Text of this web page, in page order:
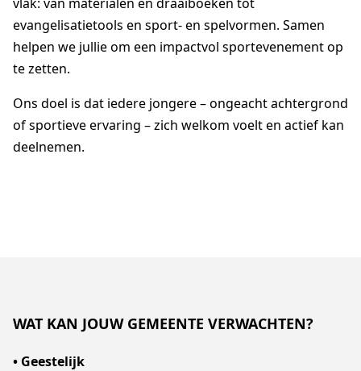
evangelisatietools en sport- en spelvormen. Samen
helpen we jullie om een impactvol sportevenement op
te zetten.
Ons doel is dat iedere jongere – ongeacht achtergrond
of sportieve ervaring – zich welkom voelt en actief kan
deelnemen.
WAT KAN JOUW GEMEENTE VERWACHTEN?
• Geestelijk